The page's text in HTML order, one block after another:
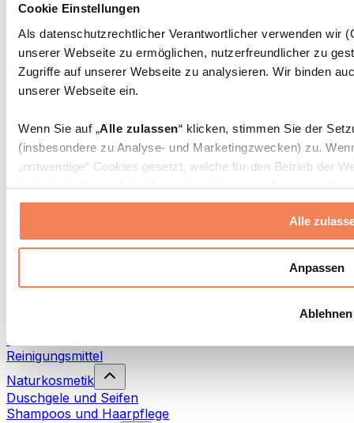
Cookie Einstellungen
Als datenschutzrechtlicher Verantwortlicher verwenden wir
unserer Webseite zu ermöglichen, nutzerfreundlicher zu
Zugriffe auf unserer Webseite zu analysieren. Wir binden
unserer Webseite ein.
Wenn Sie auf „Alle zulassen“ klicken, stimmen Sie der
(insbesondere zu Analyse- und Marketingzwecken) zu.
„notwendige“ Cookies gesetzt, welche für den Betrieb der
individuelle Auswahl treffen, indem Sie unter „Anpassen“
erlauben“ klicken.
Weitere Informationen über die Verarbeitung Ihrer Daten
Datenschutzerklärung
Alle
Anpassen
Ablehnen
Faszien- und Massagerollen
Weitere Rehabilitationshilfen
Taschen & Rucksäcke
Essenstaschen und Meal-Prep-Zubehör
Sporttaschen
Zubehör nach Aktivität
Laufen
Kampfsport
Yoga & Pilates
Wandern
Rotlichttherapie
Waschmittel
Reinigungsmittel
Naturkosmetik
Duschgele und Seifen
Shampoos und Haarpflege